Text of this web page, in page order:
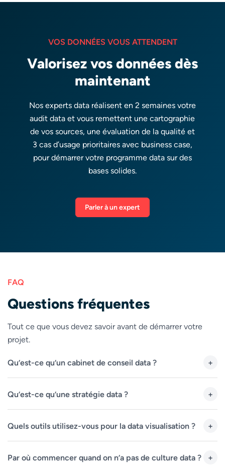
VOS DONNÉES VOUS ATTENDENT
Valorisez vos données dès
maintenant
Nos experts data réalisent en 2 semaines votre
audit data et vous remettent une cartographie
de vos sources, une évaluation de la qualité et
3 cas d’usage prioritaires avec business case,
pour démarrer votre programme data sur des
bases solides.
Parler à un expert
FAQ
Questions fréquentes
Tout ce que vous devez savoir avant de démarrer votre
projet.
Qu’est-ce qu’un cabinet de conseil data ? +
organisations dans la valorisation de leurs données :
définition de la stratégie data, mise en place de la
gouvernance, déploiement de solutions d’analyse et
généraliste, un cabinet de conseil data combine
Qu’est-ce qu’une stratégie data ? +
comment votre organisation collecte, gère, analyse et
valorise ses données pour atteindre ses objectifs
business. Elle couvre la gouvernance data (qui
Quels outils utilisez-vous pour la data visualisation ? +
BI et Microsoft Fabric, mais aussi avec Tableau,
Par où commencer quand on n’a pas de culture data ? +